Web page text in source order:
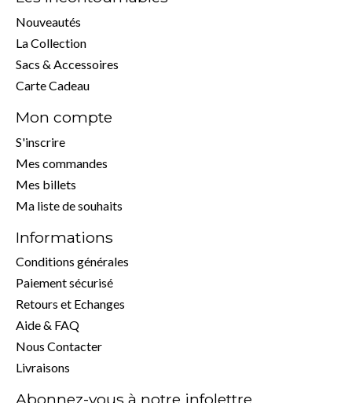
Nouveautés
La Collection
Sacs & Accessoires
Carte Cadeau
Mon compte
S'inscrire
Mes commandes
Mes billets
Ma liste de souhaits
Informations
Conditions générales
Paiement sécurisé
Retours et Echanges
Aide & FAQ
Nous Contacter
Livraisons